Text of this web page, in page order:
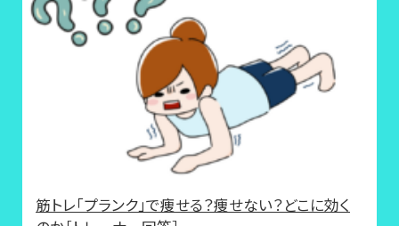
筋トレ「プランク」で痩せる？痩せない？どこに効く